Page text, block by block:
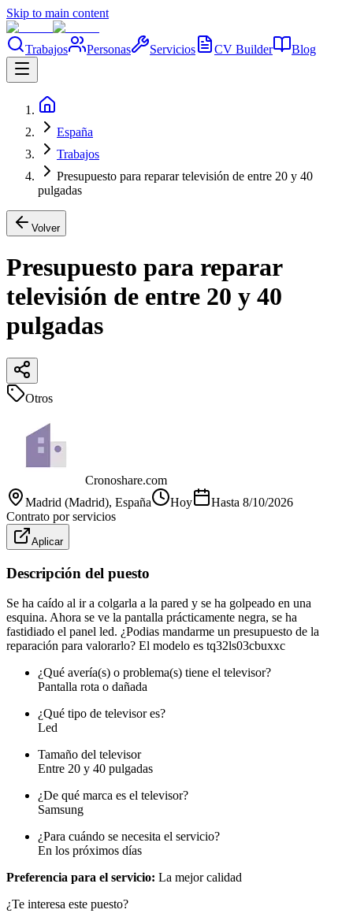
Skip to main content
Trabajos Personas Servicios CV Builder Blog
España
Trabajos
Presupuesto para reparar televisión de entre 20 y 40
pulgadas
Volver
Presupuesto para reparar
televisión de entre 20 y 40
pulgadas
Otros
Cronoshare.com
Madrid (Madrid), España Hoy Hasta 8/10/2026
Contrato por servicios
Aplicar
Descripción del puesto
Se ha caído al ir a colgarla a la pared y se ha golpeado en una
esquina. Ahora se ve la pantalla prácticamente negra, se ha
fastidiado el panel led. ¿Podias mandarme un presupuesto de la
reparación para valorarlo? El modelo es tq32ls03cbuxxc
¿Qué avería(s) o problema(s) tiene el televisor?
Pantalla rota o dañada
¿Qué tipo de televisor es?
Led
Tamaño del televisor
Entre 20 y 40 pulgadas
¿De qué marca es el televisor?
Samsung
¿Para cuándo se necesita el servicio?
En los próximos días
Preferencia para el servicio: La mejor calidad
¿Te interesa este puesto?